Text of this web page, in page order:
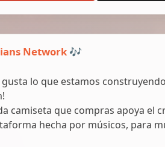
Network 🎶
gusta lo que estamos
camiseta que compras apoya el
hecha por músicos, para